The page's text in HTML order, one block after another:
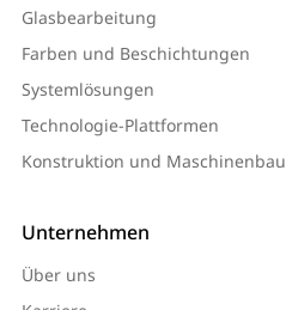
Glasbearbeitung
Farben und Beschichtungen
Systemlösungen
Technologie-Plattformen
Konstruktion und Maschinenbau
Unternehmen
Über uns